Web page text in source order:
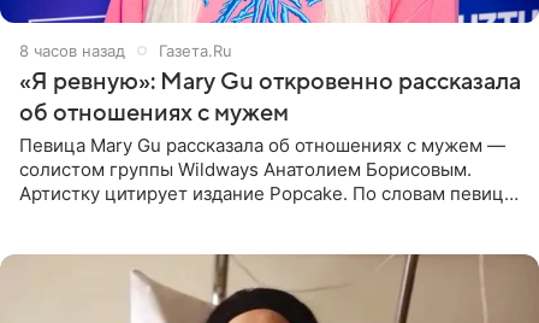
8 часов назад Газета.Ru
«Я ревную»: Mary Gu откровенно рассказала
об отношениях с мужем
Певица Mary Gu рассказала об отношениях с мужем —
солистом группы Wildways Анатолием Борисовым.
Артистку цитирует издание Popcake. По словам певицы,